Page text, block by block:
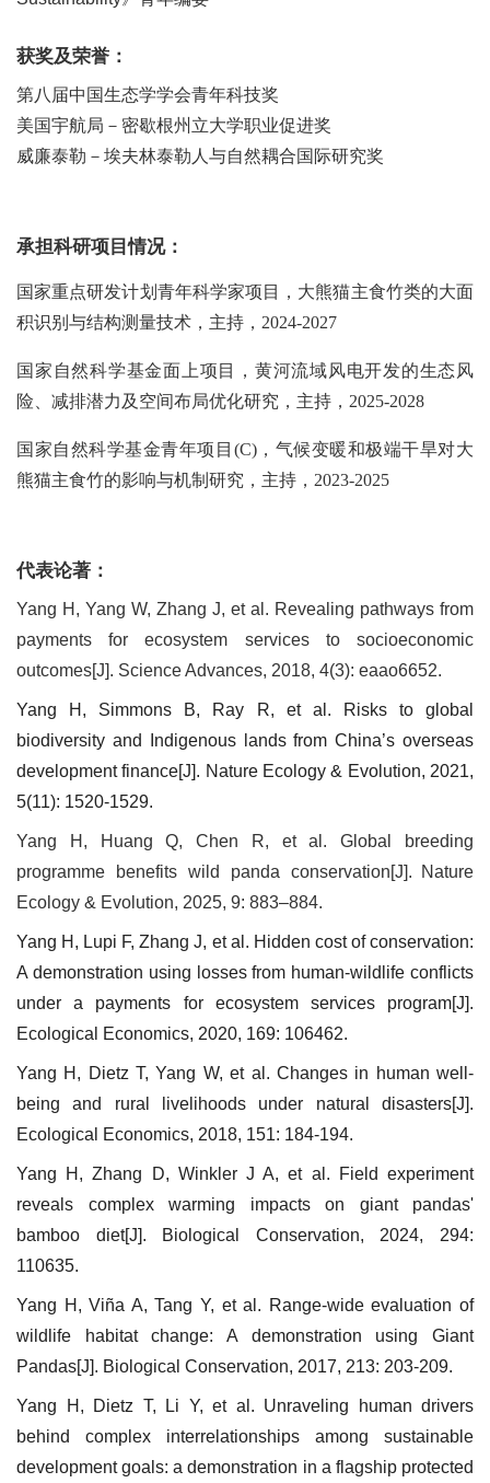
获奖及荣誉：
第八届中国生态学学会青年科技奖
美国宇航局－密歇根州立大学职业促进奖
威廉泰勒－埃夫林泰勒人与自然耦合国际研究奖
承担科研项目情况：
国家重点研发计划青年科学家项目，大熊猫主食竹类的大面
积识别与结构测量技术，主持， 2024-2027
国家自然科学基金面上项目，黄河流域风电开发的生态风
险、减排潜力及空间布局优化研究，主持， 2025-2028
国家自然科学基金青年项目 (C)，气候变暖和极端干旱对大
熊猫主食竹的影响与机制研究，主持， 2023-2025
代表论著：
Yang H, Yang W, Zhang J, et al. Revealing pathways from
payments for ecosystem services to socioeconomic
outcomes[J]. Science Advances, 2018, 4(3): eaao6652.
Yang H, Simmons B, Ray R, et al. Risks to global
biodiversity and Indigenous lands from China’s overseas
development finance[J]. Nature Ecology & Evolution, 2021,
5(11): 1520-1529.
Yang H, Huang Q, Chen R, et al. Global breeding
programme benefits wild panda conservation[J]. Nature
Ecology & Evolution, 2025, 9: 883–884.
Yang H, Lupi F, Zhang J, et al. Hidden cost of conservation:
A demonstration using losses from human-wildlife conflicts
under a payments for ecosystem services program[J].
Ecological Economics, 2020, 169: 106462.
Yang H, Dietz T, Yang W, et al. Changes in human well-
being and rural livelihoods under natural disasters[J].
Ecological Economics, 2018, 151: 184-194.
Yang H, Zhang D, Winkler J A, et al. Field experiment
reveals complex warming impacts on giant pandas'
bamboo diet[J]. Biological Conservation, 2024, 294:
110635.
Yang H, Viña A, Tang Y, et al. Range-wide evaluation of
wildlife habitat change: A demonstration using Giant
Pandas[J]. Biological Conservation, 2017, 213: 203-209.
Yang H, Dietz T, Li Y, et al. Unraveling human drivers
behind complex interrelationships among sustainable
development goals: a demonstration in a flagship protected